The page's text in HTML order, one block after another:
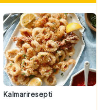
Kalmariresepti